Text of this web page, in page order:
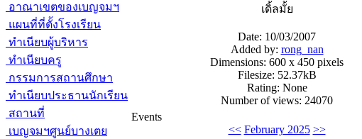
อาณาเขตของเบญจมฯ
แผนที่ที่ตั้งโรงเรียน
ทำเนียบผู้บริหาร
ทำเนียบครู
กรรมการสถานศึกษา
ทำเนียบประธานนักเรียน
สถานที่
เบญจมฯศูนย์บางเตย
เดิ้ลมั้ย
Date: 10/03/2007
Added by: rong_nan
Dimensions: 600 x 450 pixels
Filesize: 52.37kB
Rating: None
Number of views: 24070
Events
<< February 2025 >>